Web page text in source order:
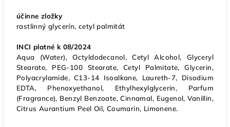
účinne zložky
rastlinný glycerín, cetyl palmitát
INCI platné k 08/2024
Aqua (Water), Octyldodecanol, Cetyl Alcohol, Glyceryl
Stearate, PEG-100 Stearate, Cetyl Palmitate, Glycerin,
Polyacrylamide, C13-14 Isoalkane, Laureth-7, Disodium
EDTA, Phenoxyethanol, Ethylhexylglycerin, Parfum
(Fragrance), Benzyl Benzoate, Cinnamal, Eugenol, Vanillin,
Citrus Aurantium Peel Oil, Coumarin, Limonene.